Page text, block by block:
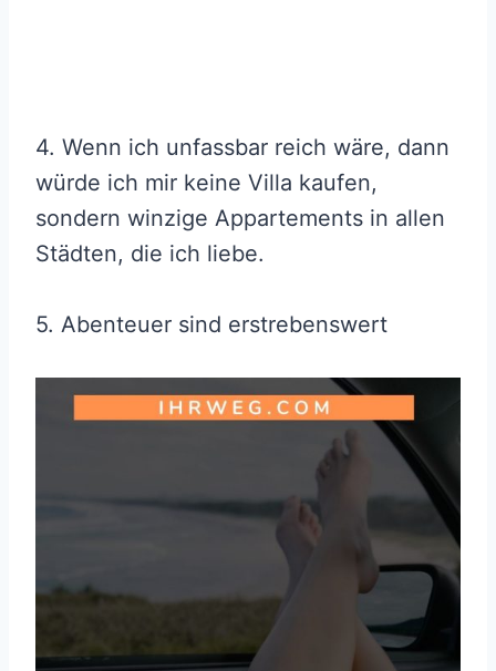
4. Wenn ich unfassbar reich wäre, dann
würde ich mir keine Villa kaufen,
sondern winzige Appartements in allen
Städten, die ich liebe.
5. Abenteuer sind erstrebenswert